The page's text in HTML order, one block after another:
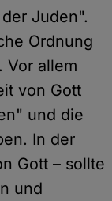
Juden".
Ordnung
Vor allem
von Gott
und die
In der
Gott – sollte
und